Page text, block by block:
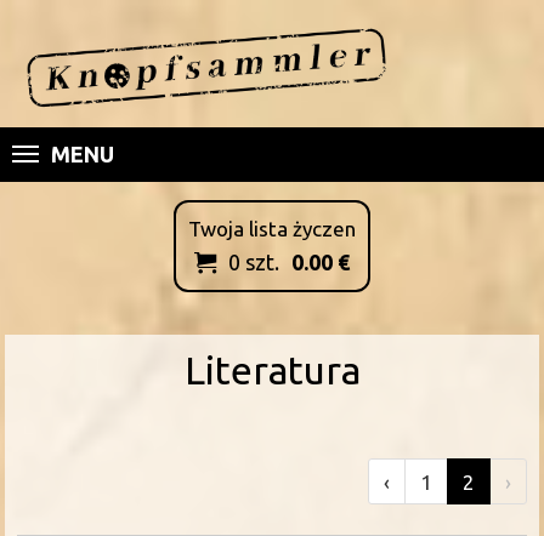
MENU
Twoja lista życzen
 0 szt. 0.00 €
Literatura
‹ 1 2 ›